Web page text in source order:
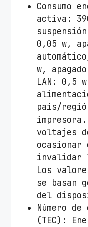
Consumo
activa:
0,05 w,
w,
LAN: 0,5
país/
voltajes
ocasionar
invalidar
Los
se basan
del
Número
(TEC):